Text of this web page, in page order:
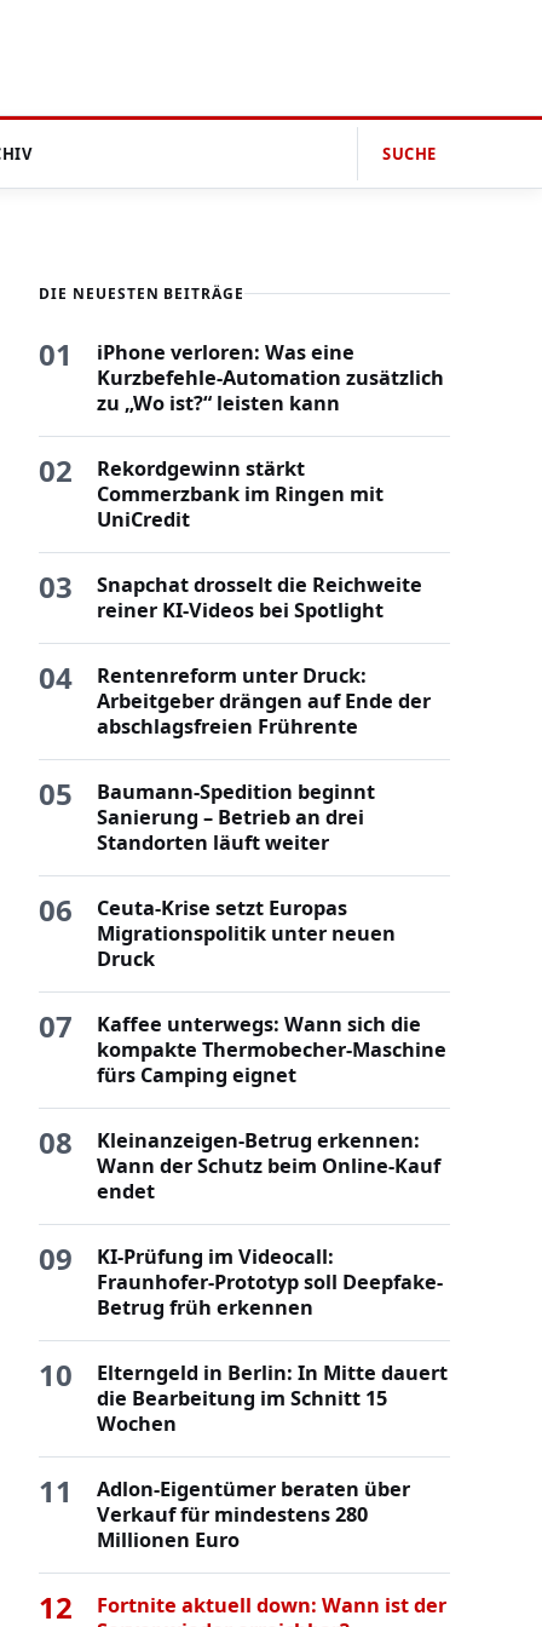
SUCHE
DIE NEUESTEN BEITRÄGE
01
iPhone verloren: Was eine
Kurzbefehle-Automation zusätzlich
zu „Wo ist?“ leisten kann
02
Rekordgewinn stärkt
Commerzbank im Ringen mit
UniCredit
03
Snapchat drosselt die Reichweite
reiner KI-Videos bei Spotlight
04
Rentenreform unter Druck:
Arbeitgeber drängen auf Ende der
abschlagsfreien Frührente
05
Baumann-Spedition beginnt
Sanierung – Betrieb an drei
Standorten läuft weiter
06
Ceuta-Krise setzt Europas
Migrationspolitik unter neuen
Druck
07
Kaffee unterwegs: Wann sich die
kompakte Thermobecher-Maschine
fürs Camping eignet
08
Kleinanzeigen-Betrug erkennen:
Wann der Schutz beim Online-Kauf
endet
09
KI-Prüfung im Videocall:
Fraunhofer-Prototyp soll Deepfake-
Betrug früh erkennen
10
Elterngeld in Berlin: In Mitte dauert
die Bearbeitung im Schnitt 15
Wochen
11
Adlon-Eigentümer beraten über
Verkauf für mindestens 280
Millionen Euro
12
Fortnite aktuell down: Wann ist der